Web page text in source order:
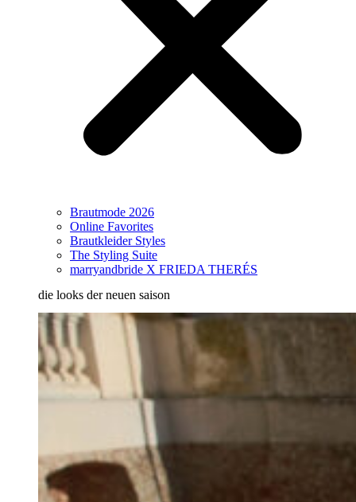
Brautmode 2026
Online Favorites
Brautkleider Styles
The Styling Suite
marryandbride X FRIEDA THERÉS
die looks der neuen saison